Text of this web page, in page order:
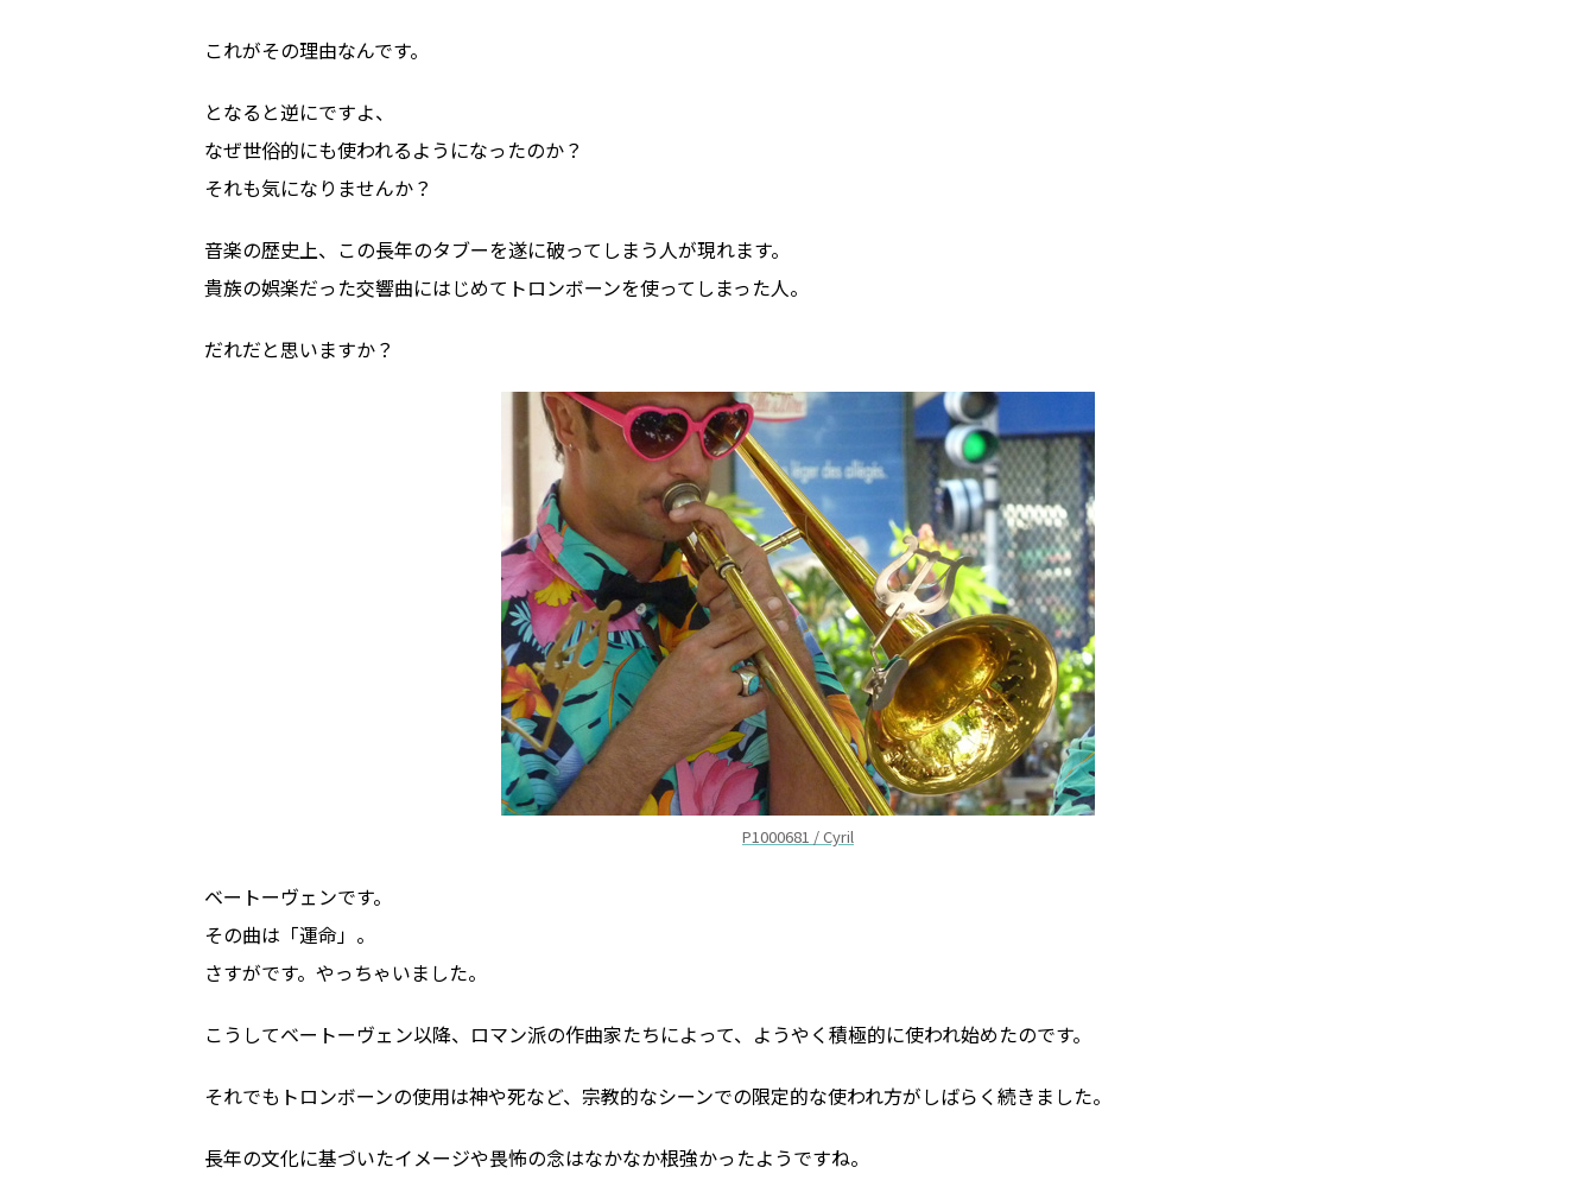
これがその理由なんです。
となると逆にですよ、
なぜ世俗的にも使われるようになったのか？
それも気になりませんか？
音楽の歴史上、この長年のタブーを遂に破ってしまう人が現れます。
貴族の娯楽だった交響曲にはじめてトロンボーンを使ってしまった人。
だれだと思いますか？
P1000681 / Cyril
ベートーヴェンです。
その曲は「運命」。
さすがです。やっちゃいました。
こうしてベートーヴェン以降、ロマン派の作曲家たちによって、ようやく積極的に使われ始めたのです。
それでもトロンボーンの使用は神や死など、宗教的なシーンでの限定的な使われ方がしばらく続きました。
長年の文化に基づいたイメージや畏怖の念はなかなか根強かったようですね。